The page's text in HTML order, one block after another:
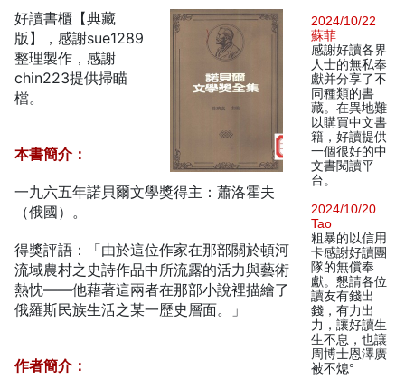
好讀書櫃【典藏
版】，感謝sue1289
整理製作，感謝
chin223提供掃瞄
檔。
本書簡介：
一九六五年諾貝爾文學獎得主：蕭洛霍夫
（俄國）。
得獎評語：「由於這位作家在那部關於頓河
流域農村之史詩作品中所流露的活力與藝術
熱忱——他藉著這兩者在那部小說裡描繪了
俄羅斯民族生活之某一歷史層面。」
作者簡介：
2024/10/22
蘇菲
感謝好讀各界
人士的無私奉
獻并分享了不
同種類的書
藏。在異地難
以購買中文書
籍，好讀提供
一個很好的中
文書閱讀平
台。
2024/10/20
Tao
粗暴的以信用
卡感謝好讀團
隊的無償奉
獻。懇請各位
讀友有錢出
錢，有力出
力，讓好讀生
生不息，也讓
周博士恩澤廣
被不熄°